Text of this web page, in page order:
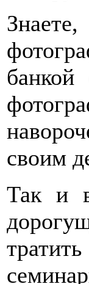
банкой
своим
Так и